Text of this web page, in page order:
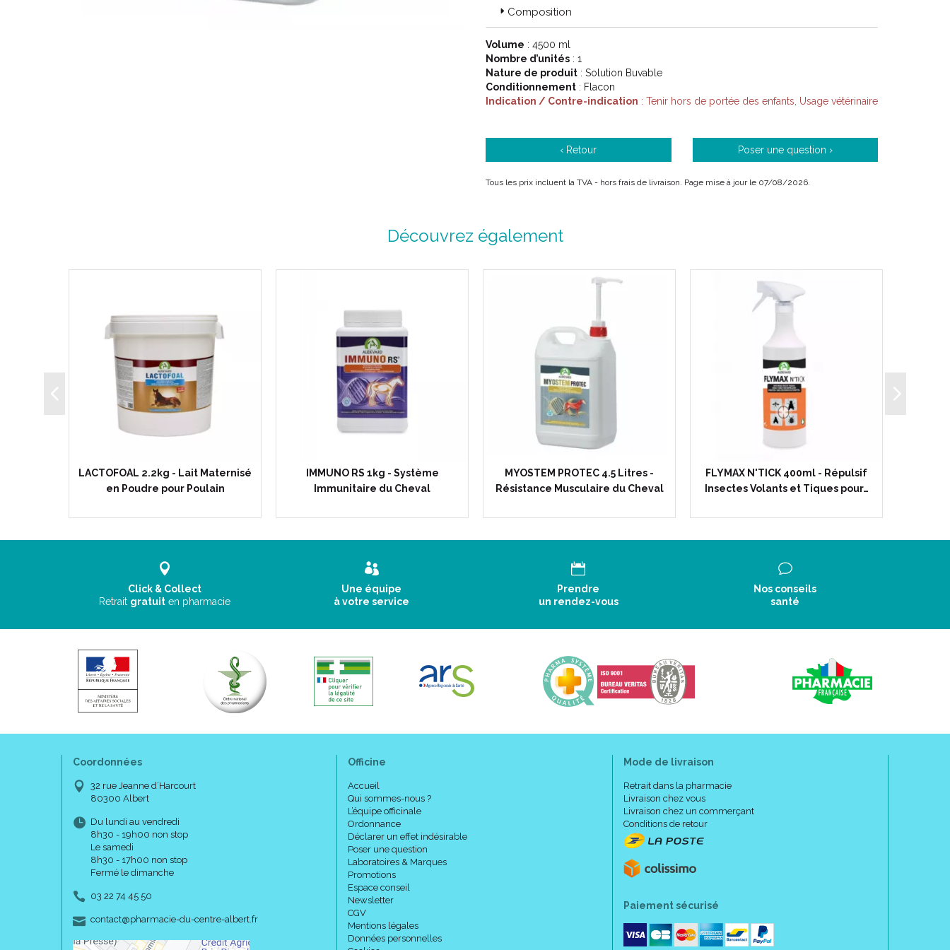
Composition
Volume : 4500 ml
Nombre d’unités : 1
Nature de produit : Solution Buvable
Conditionnement : Flacon
Indication / Contre-indication : Tenir hors de portée des enfants, Usage vétérinaire
‹ Retour Poser une question ›
Tous les prix incluent la TVA - hors frais de livraison. Page mise à jour le 07/08/2026.
Découvrez également
LACTOFOAL 2.2kg - Lait Maternisé
en Poudre pour Poulain
IMMUNO RS 1kg - Système
Immunitaire du Cheval
MYOSTEM PROTEC 4.5 Litres -
Résistance Musculaire du Cheval
FLYMAX N'TICK 400ml - Répulsif
Insectes Volants et Tiques pour…
Click & Collect
Retrait gratuit en pharmacie
Une équipe
à votre service
Prendre
un rendez-vous
Nos conseils
santé
Coordonnées
32 rue Jeanne d’Harcourt
80300 Albert
Du lundi au vendredi
8h30 - 19h00 non stop
Le samedi
8h30 - 17h00 non stop
Fermé le dimanche
03 22 74 45 50
contact-
@-
pharmacie-du-centre-albert.fr
Officine
Accueil
Qui sommes-nous ?
L’équipe officinale
Ordonnance
Déclarer un effet indésirable
Poser une question
Laboratoires & Marques
Promotions
Espace conseil
Newsletter
CGV
Mentions légales
Données personnelles
Mode de livraison
Retrait dans la pharmacie
Livraison chez vous
Livraison chez un commerçant
Conditions de retour
Paiement sécurisé